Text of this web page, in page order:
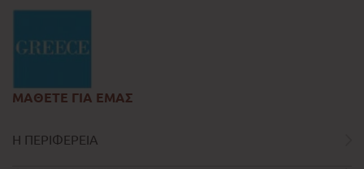
ΜΑΘΕΤΕ ΓΙΑ ΕΜΑΣ
Η ΠΕΡΙΦΕΡΕΙΑ